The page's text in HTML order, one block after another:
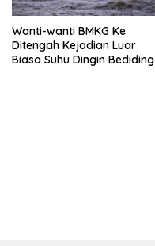
Wanti-wanti BMKG Ke
Ditengah Kejadian Luar
Biasa Suhu Dingin Bediding